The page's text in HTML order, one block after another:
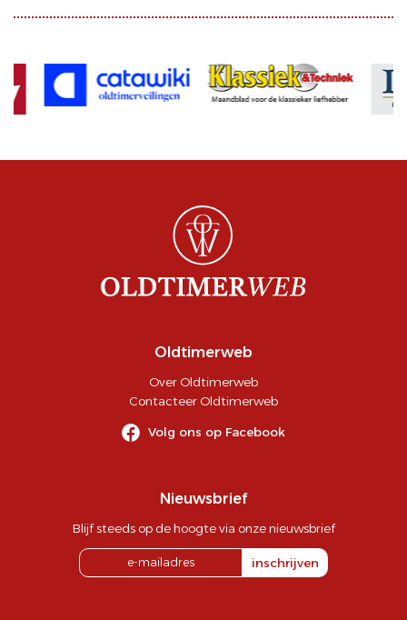
Oldtimerweb
Over Oldtimerweb
Contacteer Oldtimerweb
Volg ons op Facebook
Nieuwsbrief
Blijf steeds op de hoogte via onze nieuwsbrief
inschrijven